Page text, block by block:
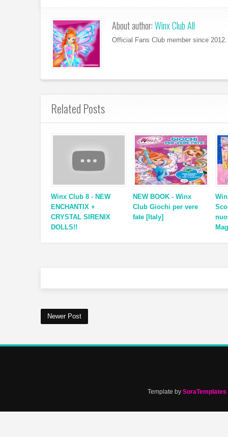
About author:Winx Club All
Official Fans Club member since
Related Posts
Winx Club 8 - NEW
ENCHANTIX +
CRYSTAL SIRENIX
DOLLS!!
NEW BOOK - Winx
Club Giochi per vere
fate [Italy]
Newer Post
Template by SoraTemplates